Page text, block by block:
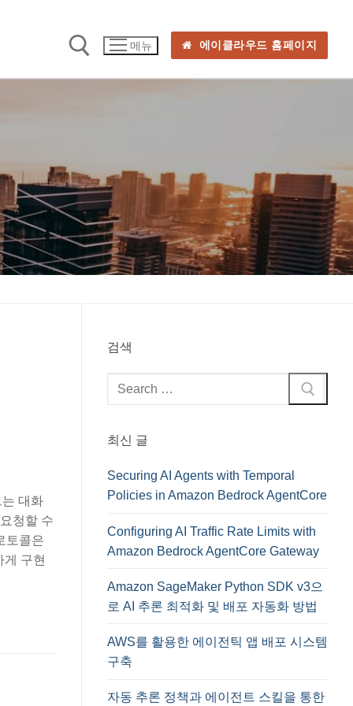
메뉴 에이클라우드 홈페이지
대화
청할 수
토콜은
게 구현
검색
검
색
최신 글
Securing AI Agents with Temporal
Policies in Amazon Bedrock AgentCore
Configuring AI Traffic Rate Limits with
Amazon Bedrock AgentCore Gateway
Amazon SageMaker Python SDK v3으
로 AI 추론 최적화 및 배포 자동화 방법
AWS를 활용한 에이전틱 앱 배포 시스템
구축
자동 추론 정책과 에이전트 스킬을 통한